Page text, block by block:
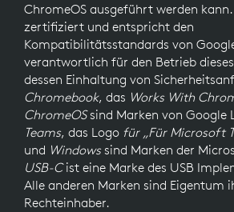
ChromeOS ausgeführt werden
zertifiziert und entspricht den
Kompatibilitätsstandards von
verantwortlich für den Betrieb
dessen Einhaltung von
Chromebook, das Works With
ChromeOSsind Marken von Google
Teams, das Logo für „Für Microsoft
und Windowssind Marken der
USB-Cist eine Marke des USB
Alle anderen Marken sind Eigentum
Rechteinhaber.